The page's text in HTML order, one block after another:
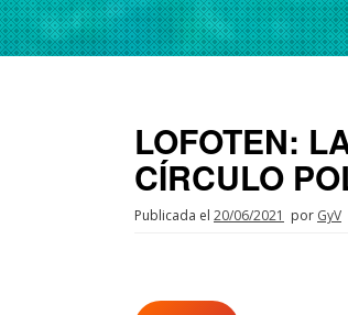
LOFOTEN:
CÍRCULO
Publicada el 20/06/2021 por GyV